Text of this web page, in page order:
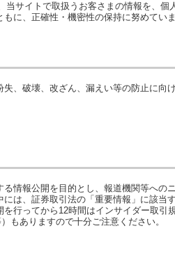
サイトで取扱うお客さまの情報を、個
に、正確性・機密性の保持に努めていま
、破壊、改ざん、漏えい等の防止に向
情報公開を目的とし、報道機関等への
は、証券取引法の「重要情報」に該当
行ってから12時間はインサイダー取引
もありますので十分ご注意ください。